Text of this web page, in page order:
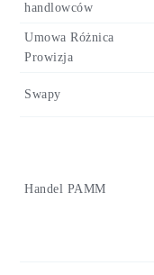
handlowców
Umowa Różnica
Prowizja
Swapy
Handel PAMM